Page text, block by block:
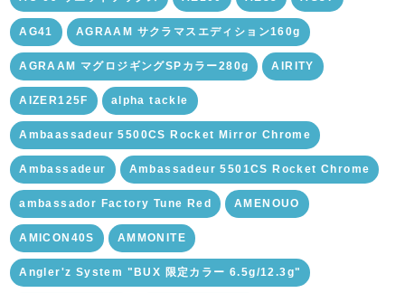
AG41 AGRAAM サクラマスエディション160g
AGRAAM マグロジギングSPカラー280g AIRITY
AIZER125F alpha tackle
Ambaassadeur 5500CS Rocket Mirror Chrome
Ambassadeur Ambassadeur 5501CS Rocket Chrome
ambassador Factory Tune Red AMENOUO
AMICON40S AMMONITE
Angler'z System "BUX 限定カラー 6.5g/12.3g"